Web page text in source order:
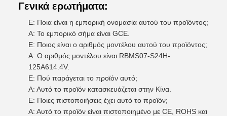
Γενικά ερωτήματα:
Ε: Ποια είναι η εμπορική ονομασία αυτού του προϊόντος;
Α: Το εμπορικό σήμα είναι GCE.
Ε: Ποιος είναι ο αριθμός μοντέλου αυτού του προϊόντος;
Α: Ο αριθμός μοντέλου είναι RBMS07-S24H-
125A614.4V.
Ε: Πού παράγεται το προϊόν αυτό;
Α: Αυτό το προϊόν κατασκευάζεται στην Κίνα.
Ε: Ποιες πιστοποιήσεις έχει αυτό το προϊόν;
Α: Αυτό το προϊόν είναι πιστοποιημένο με CE, ROHS και